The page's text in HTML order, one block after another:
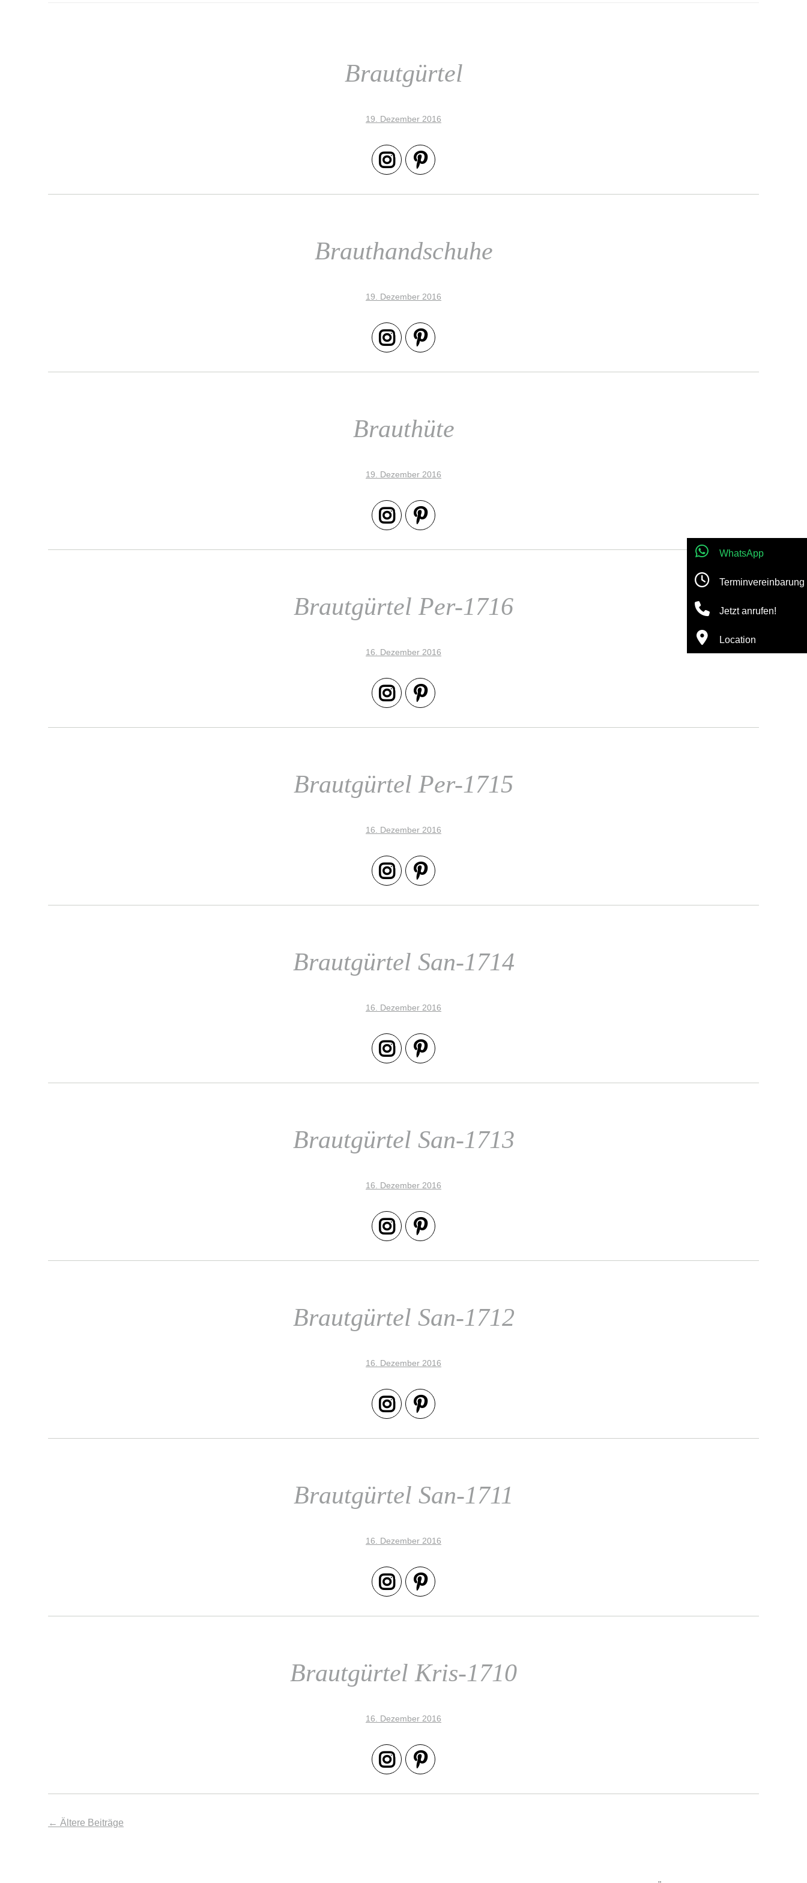
Brautgürtel
19. Dezember 2016
Brauthandschuhe
19. Dezember 2016
Brauthüte
19. Dezember 2016
Brautgürtel Per-1716
16. Dezember 2016
Brautgürtel Per-1715
16. Dezember 2016
Brautgürtel San-1714
16. Dezember 2016
Brautgürtel San-1713
16. Dezember 2016
Brautgürtel San-1712
16. Dezember 2016
Brautgürtel San-1711
16. Dezember 2016
Brautgürtel Kris-1710
16. Dezember 2016
← Ältere Beiträge
WhatsApp
Terminvereinbarung
Jetzt anrufen!
Location